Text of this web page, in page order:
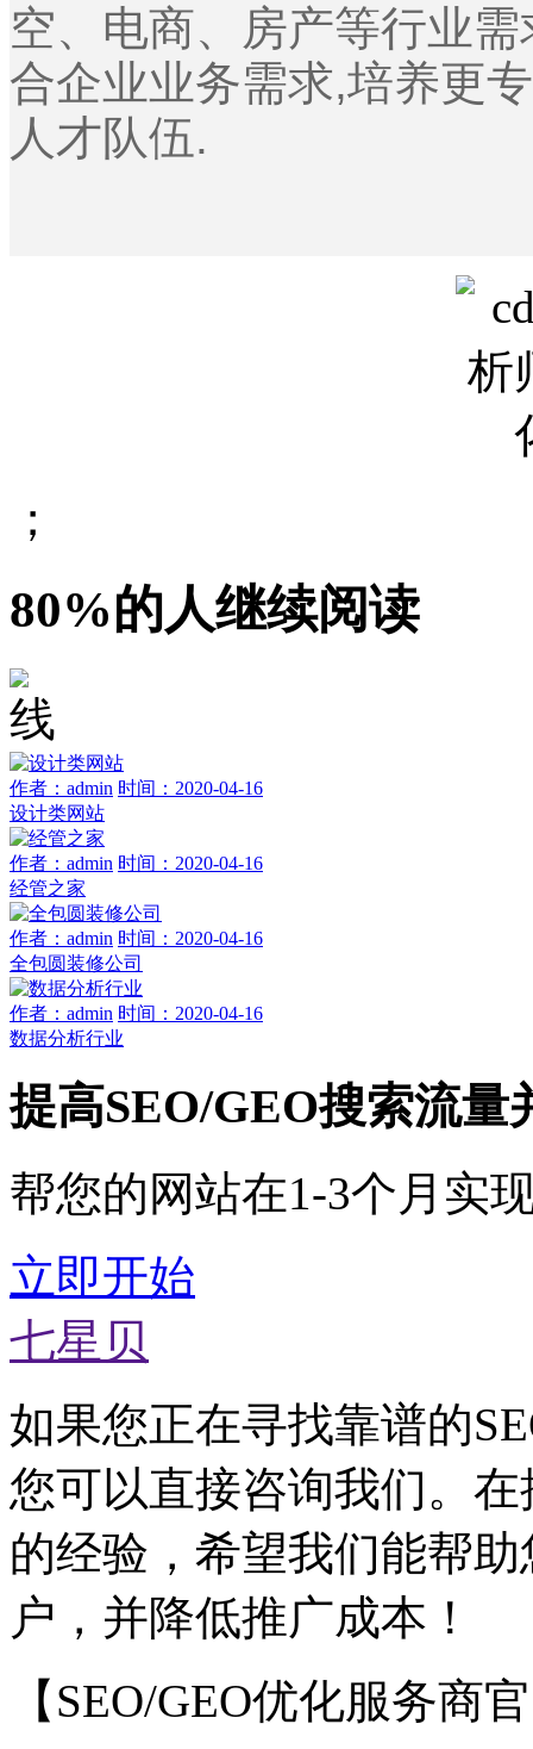
空、电商、房产等行业
合企业业务需求,培养更
人才队伍.
；
80%的人继续阅读
作者：admin 时间：2020-04-16
设计类网站
作者：admin 时间：2020-04-16
经管之家
作者：admin 时间：2020-04-16
全包圆装修公司
作者：admin 时间：2020-04-16
数据分析行业
提高SEO/GEO搜索流量
帮您的网站在1-3个月实
立即开始
七星贝
如果您正在寻找靠谱的
您可以直接咨询我们。
的经验，希望我们能帮
户，并降低推广成本！
【SEO/GEO优化服务商